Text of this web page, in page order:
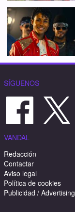
SÍGUENOS
VANDAL
Redacción
Contactar
Aviso legal
Política de cookies
Publicidad / Advertising